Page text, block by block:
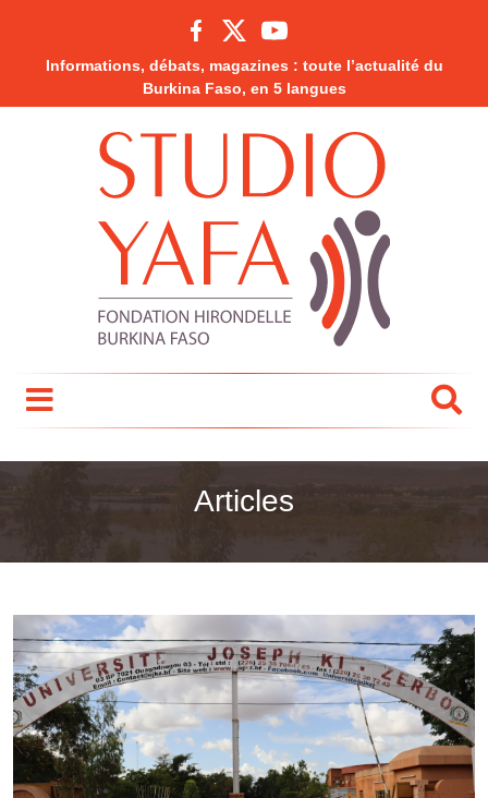
Informations, débats, magazines : toute l’actualité du
Burkina Faso, en 5 langues
Articles